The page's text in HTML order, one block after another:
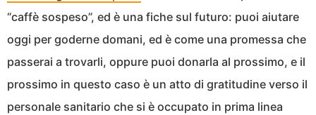
“caffè sospeso”, ed è una fiche sul futuro: puoi aiutare
oggi per goderne domani, ed è come una promessa che
passerai a trovarli, oppure puoi donarla al prossimo, e il
prossimo in questo caso è un atto di gratitudine verso il
personale sanitario che si è occupato in prima linea